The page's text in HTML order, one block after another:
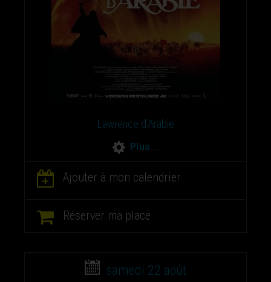
Lawrence d’Arabie
Plus...
Ajouter à mon calendrier
Réserver ma place
samedi 22 août